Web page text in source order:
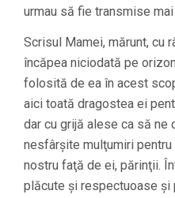
urmau să fie transmise
Scrisul Mamei, mărunt, cu
încăpea niciodată pe
folosită de ea în acest
aici toată dragostea ei
dar cu grijă alese ca să ne
nesfârşite mulţumiri pentru
nostru faţă de ei, părinţii.
plăcute şi respectuoase şi